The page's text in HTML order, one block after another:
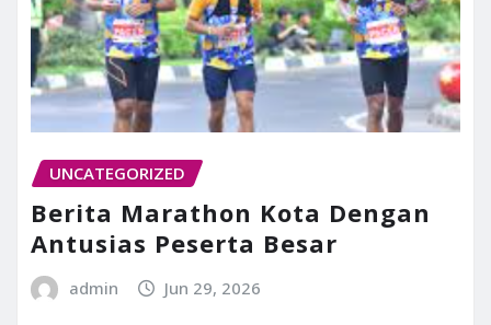
UNCATEGORIZED
Berita Marathon Kota Dengan
Antusias Peserta Besar
admin Jun 29, 2026